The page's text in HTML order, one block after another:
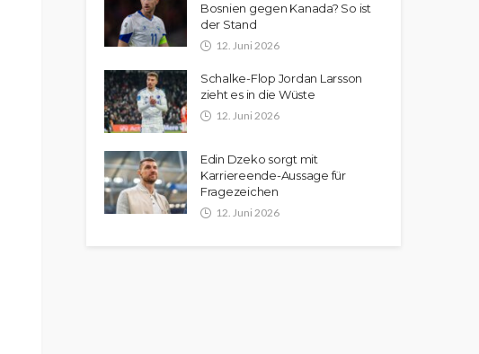
Bosnien gegen Kanada? So ist
der Stand
12. Juni 2026
Schalke-Flop Jordan Larsson
zieht es in die Wüste
12. Juni 2026
Edin Dzeko sorgt mit
Karriereende-Aussage für
Fragezeichen
12. Juni 2026